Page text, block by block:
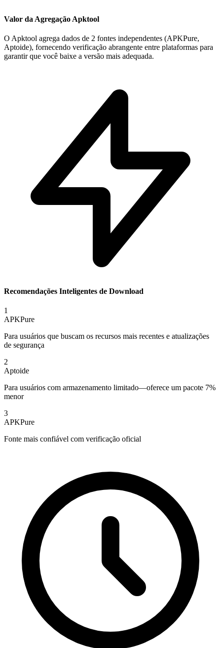
Valor da Agregação Apktool
O Apktool agrega dados de 2 fontes independentes (APKPure,
Aptoide), fornecendo verificação abrangente entre plataformas para
garantir que você baixe a versão mais adequada.
Recomendações Inteligentes de Download
1
APKPure
Para usuários que buscam os recursos mais recentes e atualizações
de segurança
2
Aptoide
Para usuários com armazenamento limitado—oferece um pacote 7%
menor
3
APKPure
Fonte mais confiável com verificação oficial